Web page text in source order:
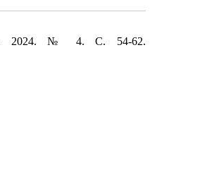
2024. № 4. С. 54-62.